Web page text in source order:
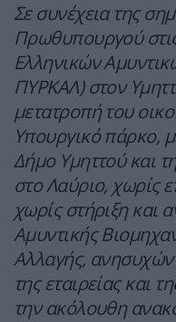
Σε συνέχεια της
Πρωθυπουργού
Ελληνικών
ΠΥΡΚΑΛ) στον
μετατροπή του
Υπουργικό πάρκο,
Δήμο Υμηττού και
στο Λαύριο, χωρίς
χωρίς στήριξη και
Αμυντικής
Αλλαγής,
της εταιρείας και
την ακόλουθη